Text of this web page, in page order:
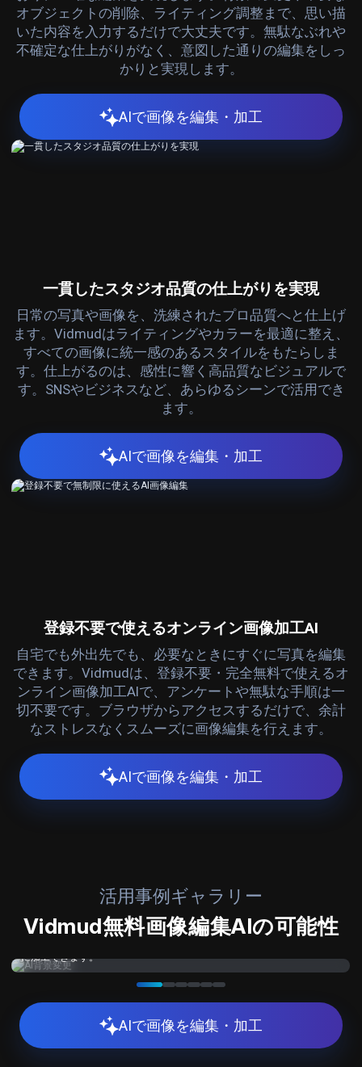
オブジェクトの削除、ライティング調整まで、思い描
いた内容を入力するだけで大丈夫です。無駄なぶれや
不確定な仕上がりがなく、意図した通りの編集をしっ
かりと実現します。
AIで画像を編集・加工
一貫したスタジオ品質の仕上がりを実現
日常の写真や画像を、洗練されたプロ品質へと仕上げ
ます。Vidmudはライティングやカラーを最適に整え、
すべての画像に統一感のあるスタイルをもたらしま
す。仕上がるのは、感性に響く高品質なビジュアルで
す。SNSやビジネスなど、あらゆるシーンで活用でき
ます。
AIで画像を編集・加工
登録不要で使えるオンライン画像加工AI
自宅でも外出先でも、必要なときにすぐに写真を編集
できます。Vidmudは、登録不要・完全無料で使えるオ
ンライン画像加工AIで、アンケートや無駄な手順は一
切不要です。ブラウザからアクセスするだけで、余計
なストレスなくスムーズに画像編集を行えます。
AIで画像を編集・加工
活用事例ギャラリー
Vidmud無料画像編集AIの可能性
に加工できます。
AIで画像を編集・加工